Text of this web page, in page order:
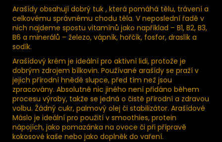
Arašídy obsahují dobrý tuk , která pomáhá tělu, trávení a
celkovému správnému chodu těla. V neposlední řadě v
nich najdeme spostu vitamínů jako například – B1, B2, B3,
B6 a minerálů – železo, vápník, hořčík, fosfor, draslík a
sodík.
Arašídový krém je ideální pro aktivní lidi, protože je
dobrým zdrojem bílkovin. Používané arašídy se praží v
jejich přírodní hnědé slupce, před tím než jsou
zpracovány. Absolutně nic jiného není přidáno během
procesu výroby, takže se jedná o čistě přírodní a zdravou
volbu. Žádný cukr, palmový olej či stabilizátor. A­rašídové
Máslo je ideální pro použití v smoothies, protein
nápojích, jako pomazánka na ovoce či při přípravě
kokosové kaše nebo jako doplněk do vaření.